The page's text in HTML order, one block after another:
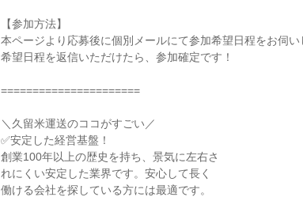
【参加方法】
本ページより応募後に個別メールにて参加希望日程をお伺い
希望日程を返信いただけたら、参加確定です！
======================
＼久留米運送のココがすごい／
✅安定した経営基盤！
創業100年以上の歴史を持ち、景気に左右さ
れにくい安定した業界です。安心して長く
働ける会社を探している方には最適です。